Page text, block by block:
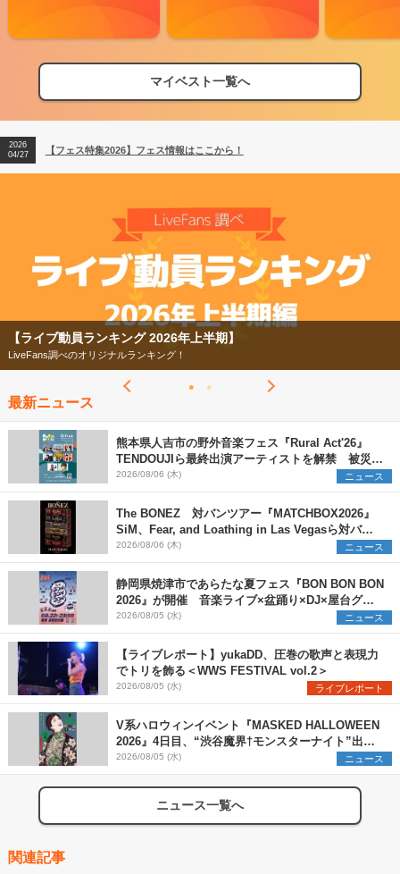
マイベスト一覧へ
【フェス特集2026】フェス情報はここから！
【ライブ動員ランキング】2026年上半期編発表！
2026
04/27
【フェス特集2026】フェス情報はここから！
2026
【ライブ動員ランキング 2026年上半期】
LiveFans調べのオリジナルランキング！
最新ニュース
熊本県人吉市の野外音楽フェス『Rural Act'26』
TENDOUJIら最終出演アーティストを解禁 被災地
支援プロジェクトの始動も発表
2026/08/06 (木) ニュース
The BONEZ 対バンツアー『MATCHBOX2026』
SiM、Fear, and Loathing in Las Vegasら対バン
アーティストを一斉解禁
2026/08/06 (木) ニュース
静岡県焼津市であらたな夏フェス『BON BON BON
2026』が開催 音楽ライブ×盆踊り×DJ×屋台グル
メ×ランタンナイトで彩る2日間
2026/08/05 (水) ニュース
【ライブレポート】yukaDD、圧巻の歌声と表現力
でトリを飾る＜WWS FESTIVAL vol.2＞
2026/08/05 (水) ライブレポート
V系ハロウィンイベント『MASKED HALLOWEEN
2026』4日目、“渋谷魔界†モンスターナイト”出演6
組を発表
2026/08/05 (水) ニュース
ニュース一覧へ
関連記事